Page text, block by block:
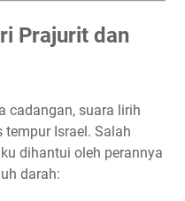
Prajurit dan
cadangan, suara lirih
Israel. Salah
dihantui oleh perannya
darah: